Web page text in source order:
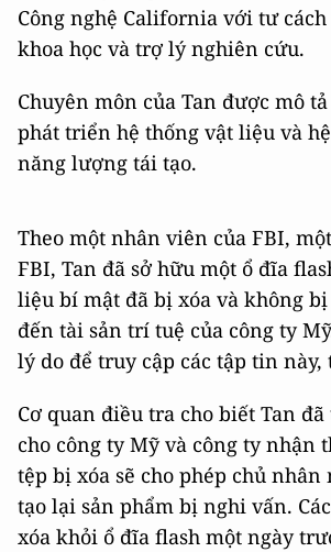
Công nghệ California với tư
khoa học và trợ lý nghiên cứu.
Chuyên môn của Tan được mô
phát triển hệ thống vật liệu và
năng lượng tái tạo.
Theo một nhân viên của FBI,
FBI, Tan đã sở hữu một ổ đĩa
liệu bí mật đã bị xóa và không
đến tài sản trí tuệ của công ty
lý do để truy cập các tập tin này,
Cơ quan điều tra cho biết Tan
cho công ty Mỹ và công ty nhận
tệp bị xóa sẽ cho phép chủ nhân
tạo lại sản phẩm bị nghi vấn.
xóa khỏi ổ đĩa flash một ngày